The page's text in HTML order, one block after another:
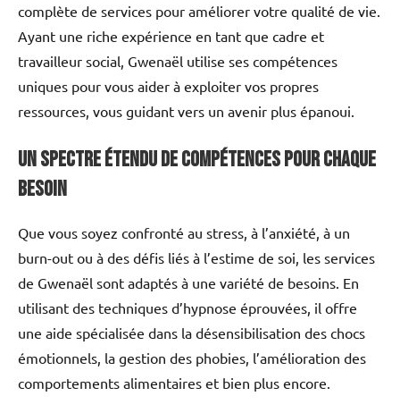
complète de services pour améliorer votre qualité de vie.
Ayant une riche expérience en tant que cadre et
travailleur social, Gwenaël utilise ses compétences
uniques pour vous aider à exploiter vos propres
ressources, vous guidant vers un avenir plus épanoui.
Un Spectre Étendu de Compétences pour Chaque
Besoin
Que vous soyez confronté au stress, à l’anxiété, à un
burn-out ou à des défis liés à l’estime de soi, les services
de Gwenaël sont adaptés à une variété de besoins. En
utilisant des techniques d’hypnose éprouvées, il offre
une aide spécialisée dans la désensibilisation des chocs
émotionnels, la gestion des phobies, l’amélioration des
comportements alimentaires et bien plus encore.